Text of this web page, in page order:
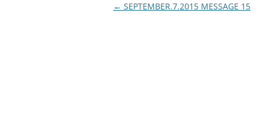
Navegación
← SEPTEMBER.7.2015 MESSAGE 15